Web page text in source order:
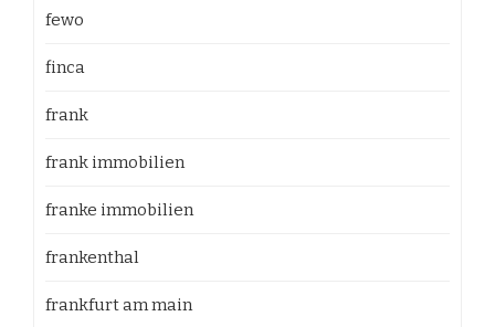
fewo
finca
frank
frank immobilien
franke immobilien
frankenthal
frankfurt am main